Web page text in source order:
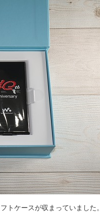
トケースが収まっていました。